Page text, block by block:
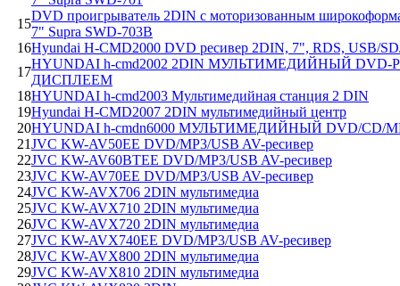
15
DVD проигрыватель 2DIN с моторизованным
7" Supra SWD-703B
16Hyundai H-CMD2000 DVD ресивер 2DIN, 7", RDS, USB/
17
HYUNDAI h-cmd2002 2DIN МУЛЬТИМЕДИЙНЫЙ
ДИСПЛЕЕМ
18HYUNDAI h-cmd2003 Мультимедийная станция 2 DIN
19Hyundai H-CMD2007 2DIN мультимедийный центр
20HYUNDAI h-cmdn6000 МУЛЬТИМЕДИЙНЫЙ DVD/CD/
21JVC KW-AV50EE DVD/MP3/USB AV-ресивер
22JVC KW-AV60BTEE DVD/MP3/USB AV-ресивер
23JVC KW-AV70EE DVD/MP3/USB AV-ресивер
24JVC KW-AVX706 2DIN мультимедиа
25JVC KW-AVX710 2DIN мультимедиа
26JVC KW-AVX720 2DIN мультимедиа
27JVC KW-AVX740EE DVD/MP3/USB AV-ресивер
28JVC KW-AVX800 2DIN мультимедиа
29JVC KW-AVX810 2DIN мультимедиа